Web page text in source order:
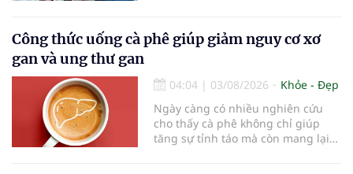
trẻ. Đây cũng là định hướng của
Trung tâm Nhãn nhi và Kiểm soát
Đô đưa vào hoạt động ngày 1/8.
Công thức uống cà phê giúp giảm nguy cơ xơ
gan và ung thư gan
04:04 | 03/08/2026
Khỏe - Đẹp
Ngày càng có nhiều nghiên cứu
cho thấy cà phê không chỉ giúp
tăng sự tỉnh táo mà còn mang lại